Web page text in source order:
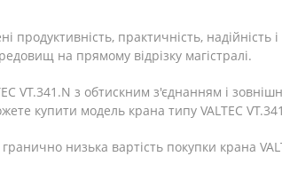
продуктивність, практичність,
на прямому відрізку магістралі.
VT.341.N з обтискним з'єднанням і
купити модель крана типу VALTEC
низька вартість покупки крана